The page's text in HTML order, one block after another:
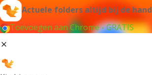
Actuele folders altijd bij de hand
Toevoegen aan Chrome - GRATIS